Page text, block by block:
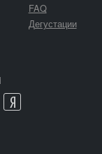
FAQ
Дегустации